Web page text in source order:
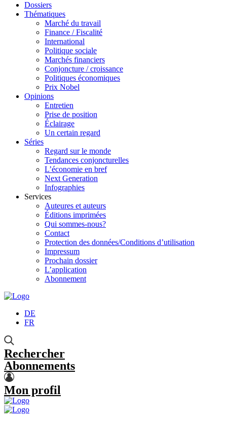
Dossiers
Thématiques
Marché du travail
Finance / Fiscalité
International
Politique sociale
Marchés financiers
Conjoncture / croissance
Politiques économiques
Prix Nobel
Opinions
Entretien
Prise de position
Éclairage
Un certain regard
Séries
Regard sur le monde
Tendances conjoncturelles
L’économie en bref
Next Generation
Infographies
Services
Auteures et auteurs
Éditions imprimées
Qui sommes-nous?
Contact
Protection des données/Conditions d’utilisation
Impressum
Prochain dossier
L’application
Abonnement
DE
FR
Rechercher
Abonnements
Mon profil